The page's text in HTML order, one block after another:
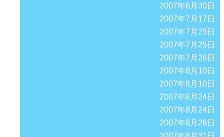
2007年6月30日
2007年7月17日
2007年7月25日
2007年7月25日
2007年7月26日
2007年8月10日
2007年8月10日
2007年8月24日
2007年8月24日
2007年8月26日